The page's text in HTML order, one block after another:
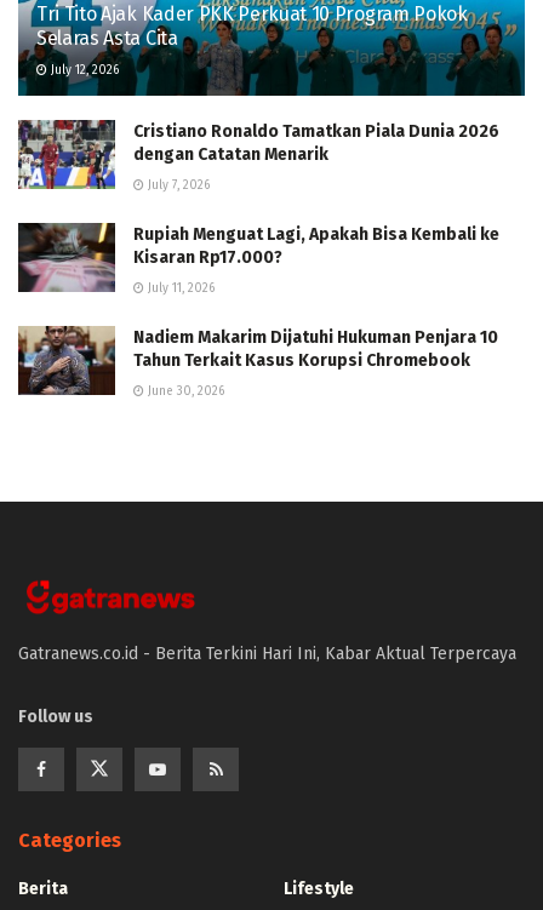
Tri Tito Ajak Kader PKK Perkuat 10 Program Pokok
Selaras Asta Cita
July 12, 2026
Cristiano Ronaldo Tamatkan Piala Dunia 2026
dengan Catatan Menarik
July 7, 2026
Rupiah Menguat Lagi, Apakah Bisa Kembali ke
Kisaran Rp17.000?
July 11, 2026
Nadiem Makarim Dijatuhi Hukuman Penjara 10
Tahun Terkait Kasus Korupsi Chromebook
June 30, 2026
Gatranews.co.id - Berita Terkini Hari Ini, Kabar Aktual Terpercaya
Follow us
Categories
Berita
Lifestyle